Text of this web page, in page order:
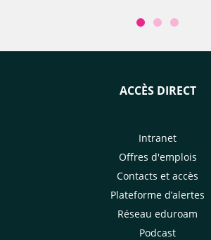
ACCÈS DIRECT
Intranet
Offres d'emplois
Contacts et accès
Plateforme d’alertes
Réseau eduroam
Podcast